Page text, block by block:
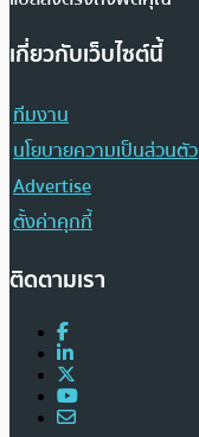
เกี่ยวกับเว็บไซต์นี้
ทีมงาน
นโยบายความเป็นส่วนตัว
Advertise
ตั้งค่าคุกกี้
ติดตามเรา